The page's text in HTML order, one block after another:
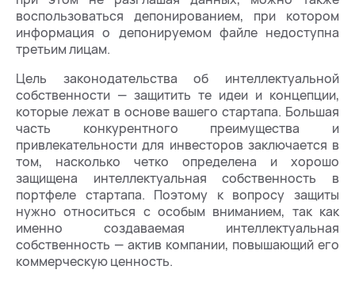
воспользоваться депонированием, при котором
информация о депонируемом файле недоступна
третьим лицам.
Цель законодательства об интеллектуальной
собственности — защитить те идеи и концепции,
которые лежат в основе вашего стартапа. Большая
часть конкурентного преимущества и
привлекательности для инвесторов заключается в
том, насколько четко определена и хорошо
защищена интеллектуальная собственность в
портфеле стартапа. Поэтому к вопросу защиты
нужно относиться с особым вниманием, так как
именно создаваемая интеллектуальная
собственность — актив компании, повышающий его
коммерческую ценность.